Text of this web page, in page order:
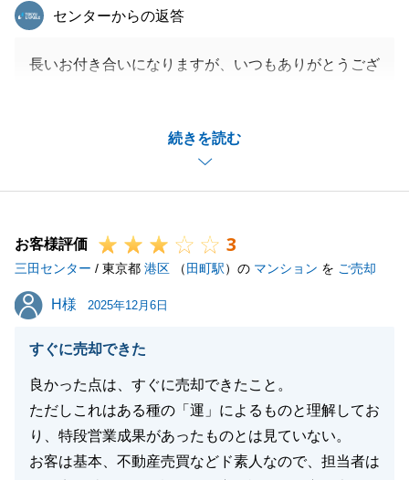
続きを読む
東急リバブル
センターからの返答
長いお付き合いになりますが、いつもありがとうござ
が昨日のことのように思い出されます。
そんな思い入れのある物件のご売却をお任せいただき
ありがとうございます。
どうぞよろしくお願い申し上げます。
お客様評価 3
三田センター / 東京都 港区 （ 田町駅）の マンション を ご売却
H様
H様 2025年12月6日
すぐに売却できた
良かった点は、すぐに売却できたこと。
ただしこれはある種の「運」によるものと理解してお
り、特段営業成果があったものとは見ていない。
お客は基本、不動産売買などド素人なので、担当者は